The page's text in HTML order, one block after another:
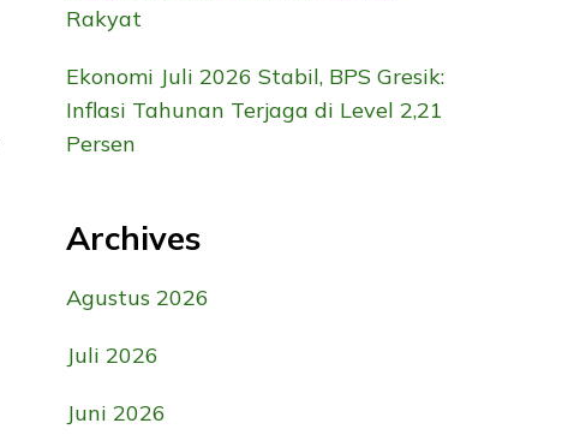
Rakyat
Ekonomi Juli 2026 Stabil, BPS Gresik:
Inflasi Tahunan Terjaga di Level 2,21
Persen
Archives
Agustus 2026
Juli 2026
Juni 2026